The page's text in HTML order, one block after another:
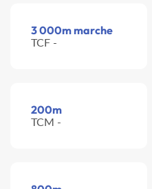
3 000m marche
TCF -
200m
TCM -